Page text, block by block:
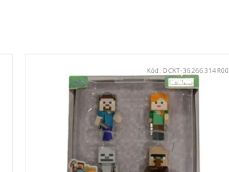
Kód:DCKT-36266314R00